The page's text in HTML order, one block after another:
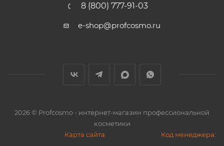
8 (800) 777-91-03
e-shop@profcosmo.ru
2026© Profcosmo - интернет-магазин профессиональной
косметики
Карта сайта
Код менеджера: